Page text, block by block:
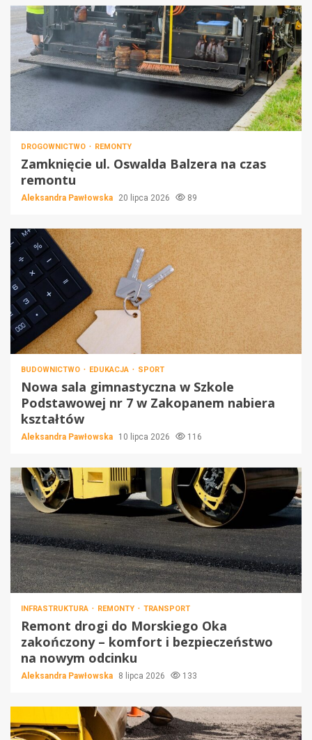
DROGOWNICTWO REMONTY
Zamknięcie ul. Oswalda Balzera na czas
remontu
Aleksandra Pawłowska 20 lipca 2026 89
BUDOWNICTWO EDUKACJA SPORT
Nowa sala gimnastyczna w Szkole
Podstawowej nr 7 w Zakopanem nabiera
kształtów
Aleksandra Pawłowska 10 lipca 2026 116
INFRASTRUKTURA REMONTY TRANSPORT
Remont drogi do Morskiego Oka
zakończony – komfort i bezpieczeństwo
na nowym odcinku
Aleksandra Pawłowska 8 lipca 2026 133